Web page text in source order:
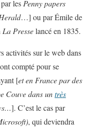
les Penny papers
…] ou par Émile de
La Presselancé en 1835.
activités sur le web dans
compté pour se
[et en France par des
Couve dans untrès
]. C’est le cas par
, qui deviendra